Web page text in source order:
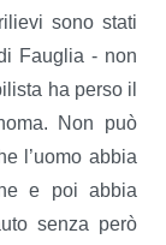
sono stati
Fauglia - non
ha perso il
Non può
l’uomo abbia
e poi abbia
senza però